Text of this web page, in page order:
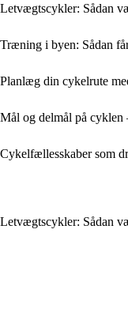
Letvægtscykler: Sådan
Træning i byen: Sådan
Planlæg din cykelrute
Mål og delmål på
Cykelfællesskaber som
Letvægtscykler: Sådan